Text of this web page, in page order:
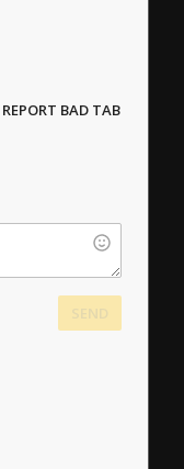
REPORT BAD TAB